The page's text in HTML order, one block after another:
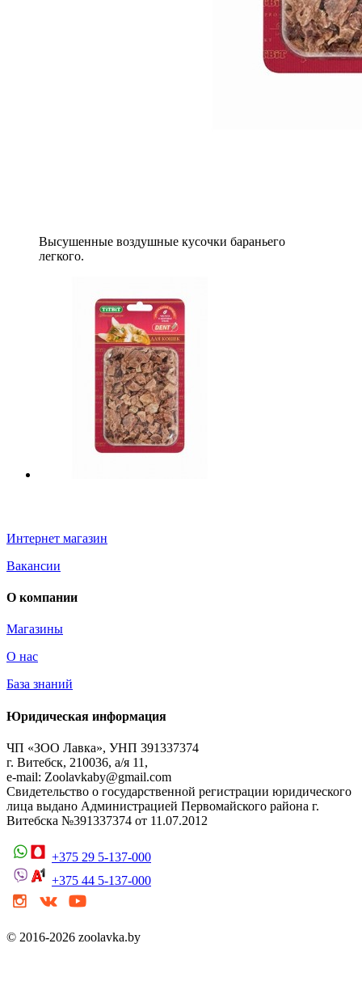
Высушенные воздушные кусочки бараньего
легкого.
Интернет магазин
Вакансии
О компании
Магазины
О нас
База знаний
Юридическая информация
ЧП «ЗОО Лавка», УНП 391337374
г. Витебск, 210036, а/я 11,
e-mail: Zoolavkaby@gmail.com
Свидетельство о государственной регистрации юридического
лица выдано Администрацией Первомайского района г.
Витебска №391337374 от 11.07.2012
+375 29 5-137-000
+375 44 5-137-000
© 2016-2026 zoolavka.by